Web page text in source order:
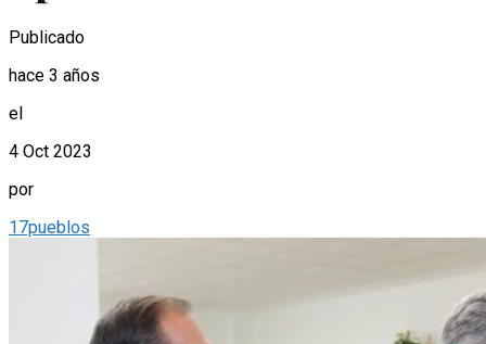
Publicado
hace 3 años
el
4 Oct 2023
por
17pueblos